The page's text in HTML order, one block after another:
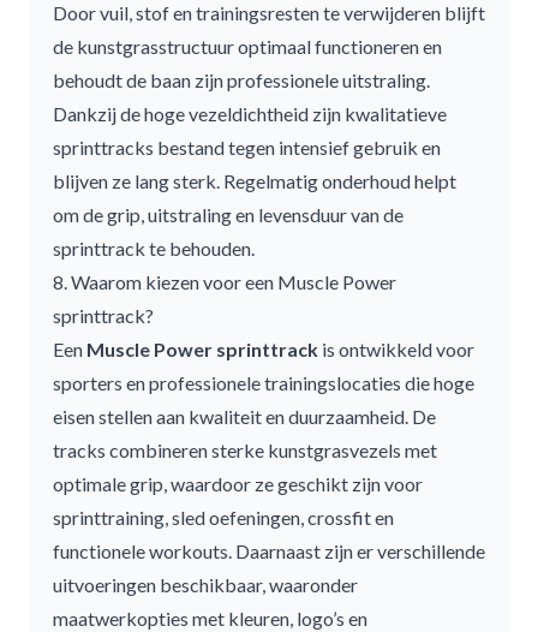
Door vuil, stof en trainingsresten te verwijderen blijft
de kunstgrasstructuur optimaal functioneren en
behoudt de baan zijn professionele uitstraling.
Dankzij de hoge vezeldichtheid zijn kwalitatieve
sprinttracks bestand tegen intensief gebruik en
blijven ze lang sterk. Regelmatig onderhoud helpt
om de grip, uitstraling en levensduur van de
sprinttrack te behouden.
8. Waarom kiezen voor een Muscle Power
sprinttrack?
Een Muscle Power sprinttrack is ontwikkeld voor
sporters en professionele trainingslocaties die hoge
eisen stellen aan kwaliteit en duurzaamheid. De
tracks combineren sterke kunstgrasvezels met
optimale grip, waardoor ze geschikt zijn voor
sprinttraining, sled oefeningen, crossfit en
functionele workouts. Daarnaast zijn er verschillende
uitvoeringen beschikbaar, waaronder
maatwerkopties met kleuren, logo’s en